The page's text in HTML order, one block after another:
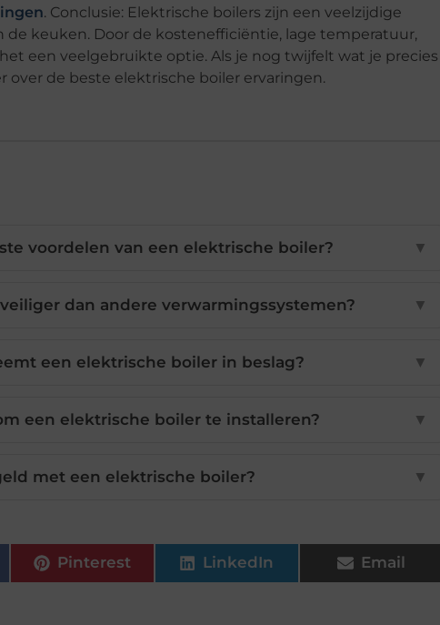
. Conclusie: Elektrische boilers zijn een veelzijdige
keuken. Door de kostenefficiëntie, lage temperatuur,
een veelgebruikte optie. Als je nog twijfelt wat je precies
over de beste elektrische boiler ervaringen.
voordelen van een elektrische boiler? ▼
dan andere verwarmingssystemen? ▼
een elektrische boiler in beslag? ▼
een elektrische boiler te installeren? ▼
met een elektrische boiler? ▼
Pinterest LinkedIn Email